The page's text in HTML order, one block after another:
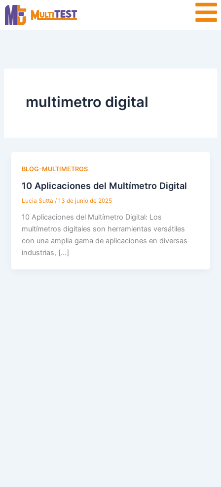
contenido
multimetro digital
BLOG-MULTIMETROS
10 Aplicaciones del Multímetro Digital
Lucia Sutta/13 de junio de 2025
10 Aplicaciones del Multímetro Digital: Los
multímetros digitales son herramientas versátiles
con una amplia gama de aplicaciones en diversas
industrias, […]